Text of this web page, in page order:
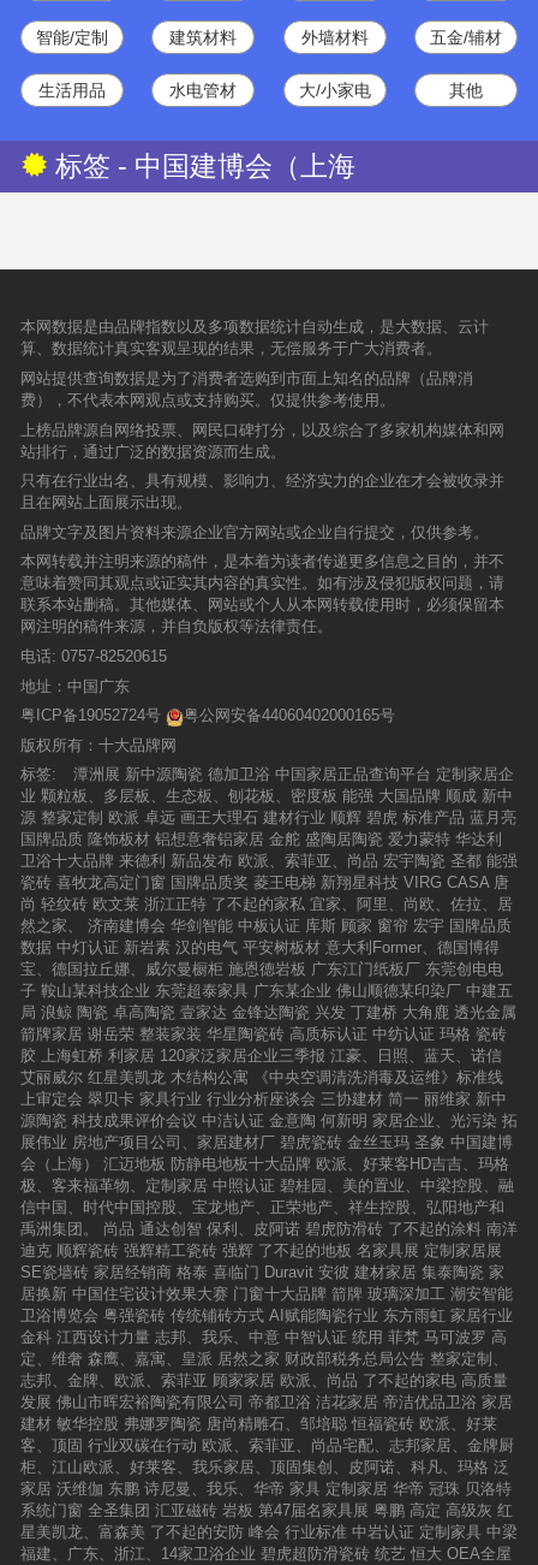
智能/定制 建筑材料 外墙材料 五金/辅材
生活用品 水电管材 大/小家电 其他
标签 - 中国建博会（上海
本网数据是由品牌指数以及多项数据统计自动生成，是大数据、云计
算、数据统计真实客观呈现的结果，无偿服务于广大消费者。
网站提供查询数据是为了消费者选购到市面上知名的品牌（品牌消
费），不代表本网观点或支持购买。仅提供参考使用。
上榜品牌源自网络投票、网民口碑打分，以及综合了多家机构媒体和网
站排行，通过广泛的数据资源而生成。
只有在行业出名、具有规模、影响力、经济实力的企业在才会被收录并
且在网站上面展示出现。
品牌文字及图片资料来源企业官方网站或企业自行提交，仅供参考。
本网转载并注明来源的稿件，是本着为读者传递更多信息之目的，并不
意味着赞同其观点或证实其内容的真实性。如有涉及侵犯版权问题，请
联系本站删稿。其他媒体、网站或个人从本网转载使用时，必须保留本
网注明的稿件来源，并自负版权等法律责任。
电话: 0757-82520615
地址：中国广东
粤ICP备19052724号
粤公网安备44060402000165号
版权所有：十大品牌网
标签:
潭洲展 新中源陶瓷 德加卫浴 中国家居正品查询平台 定制家居企
业 颗粒板、多层板、生态板、刨花板、密度板 能强 大国品牌 顺成 新中
源 整家定制 欧派 卓远 画王大理石 建材行业 顺辉 碧虎 标准产品 蓝月亮
国牌品质 隆饰板材 铝想意奢铝家居 金舵 盛陶居陶瓷 爱力蒙特 华达利
卫浴十大品牌 来德利 新品发布 欧派、索菲亚、尚品 宏宇陶瓷 圣都 能强
瓷砖 喜牧龙高定门窗 国牌品质奖 菱王电梯 新翔星科技 VIRG CASA 唐
尚 轻纹砖 欧文莱 浙江正特 了不起的家私 宜家、阿里、尚欧、佐拉、居
然之家、
济南建博会 华剑智能 中板认证 库斯 顾家 窗帘 宏宇 国牌品质
数据 中灯认证 新岩素 汉的电气 平安树板材 意大利Former、德国博得
宝、德国拉丘娜、威尔曼橱柜 施恩德岩板 广东江门纸板厂 东莞创电电
子 鞍山某科技企业 东莞超泰家具 广东某企业 佛山顺德某印染厂 中建五
局 浪鲸 陶瓷 卓高陶瓷 壹家达 金锋达陶瓷 兴发 丁建桥 大角鹿 透光金属
箭牌家居 谢岳荣 整装家装 华星陶瓷砖 高质标认证 中纺认证 玛格 瓷砖
胶 上海虹桥 利家居 120家泛家居企业三季报 江豪、日照、蓝天、诺信
艾丽威尔 红星美凯龙 木结构公寓
《中央空调清洗消毒及运维》标准线
上审定会 翠贝卡 家具行业 行业分析座谈会 三协建材 简一 丽维家 新中
源陶瓷 科技成果评价会议 中洁认证 金意陶 何新明 家居企业、光污染 拓
展伟业 房地产项目公司、家居建材厂 碧虎瓷砖 金丝玉玛 圣象 中国建博
会（上海）
汇迈地板 防静电地板十大品牌 欧派、好莱客HD吉吉、玛格
极、客来福革物、定制家居 中照认证 碧桂园、美的置业、中梁控股、融
信中国、时代中国控股、宝龙地产、正荣地产、祥生控股、弘阳地产和
禹洲集团。
尚品 通达创智 保利、皮阿诺 碧虎防滑砖 了不起的涂料 南洋
迪克 顺辉瓷砖 强辉精工瓷砖 强辉 了不起的地板 名家具展 定制家居展
SE瓷墙砖 家居经销商 格泰 喜临门 Duravit 安彼 建材家居 集泰陶瓷 家
居换新 中国住宅设计效果大赛 门窗十大品牌 箭牌 玻璃深加工 潮安智能
卫浴博览会 粤强瓷砖 传统铺砖方式 AI赋能陶瓷行业 东方雨虹 家居行业
金科 江西设计力量 志邦、我乐、中意 中智认证 统用 菲梵 马可波罗 高
定、维奢 森鹰、嘉寓、皇派 居然之家 财政部税务总局公告 整家定制、
志邦、金牌、欧派、索菲亚 顾家家居 欧派、尚品 了不起的家电 高质量
发展 佛山市晖宏裕陶瓷有限公司 帝都卫浴 洁花家居 帝洁优品卫浴 家居
建材 敏华控股 弗娜罗陶瓷 唐尚精雕石、邹培聪 恒福瓷砖 欧派、好莱
客、顶固 行业双碳在行动 欧派、索菲亚、尚品宅配、志邦家居、金牌厨
柜、江山欧派、好莱客、我乐家居、顶固集创、皮阿诺、科凡、玛格 泛
家居 沃维伽 东鹏 诗尼曼、我乐、华帝 家具 定制家居 华帝 冠珠 贝洛特
系统门窗 全圣集团 汇亚磁砖 岩板 第47届名家具展 粤鹏 高定 高级灰 红
星美凯龙、富森美 了不起的安防 峰会 行业标准 中岩认证 定制家具 中梁
福建、广东、浙江、14家卫浴企业 碧虎超防滑瓷砖 统艺 恒大 OEA全屋